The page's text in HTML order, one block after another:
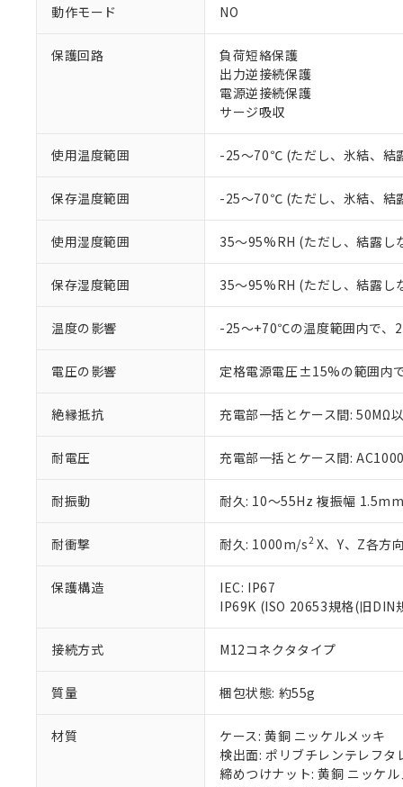
動作モード NO
保護回路
負荷短絡保護
出力逆接続保護
電源逆接続保護
サージ吸収
使用温度範囲 -25～70℃ (ただし、氷結、結
保存温度範囲 -25～70℃ (ただし、氷結、結
使用湿度範囲 35～95%RH (ただし、結露し
保存湿度範囲 35～95%RH (ただし、結露し
温度の影響 -25～+70℃の温度範囲内で
電圧の影響 定格電源電圧±15%の範囲内
絶縁抵抗 充電部一括とケース間: 50MΩ
耐電圧 充電部一括とケース間:
耐振動 耐久: 10～55Hz 複振幅
耐衝撃 耐久: 1000m/s2X、Y、Z各方
保護構造
IEC: IP67
IP69K (ISO 20653規格(旧DIN
接続方式 M12コネクタタイプ
質量 梱包状態: 約55g
材質
ケース: 黄銅 ニッケルメッキ
検出面: ポリブチレンテレフタ
締めつけナット: 黄銅 ニッケル
以下の条件をお読
当社制御機
在庫状況お
い。
正式な納期
オムロン制
在庫状況お
す。
マイパーツ
ている必要
さい。
※当社の共同
いる法人を
仕入先様の事情に
があります。
*EU RoHS指令（10物質
フタル酸ビス(2-エチル
ル（DBP） 1000ppm以
但し、RoHS指令で産業
フタル酸エステル類の
部品在庫の切り替
※3 非含有証明
下記の非含有証明
EU RoHS指令（
51物質の非含有証
※本証明書は発行
また、RoHS指令
混在することから
既に当社にて対
り割愛しております
※1 中国
「○」：最大均質
「×」：最大均質
Pb(鉛) :1000ppm、 Hg(
DEHP(フタル酸ビス(2-
※2 環境保護使
「ｅ」：有害物質
「10」：通常の使
味します。
「－」：未確認で
などの必要
当社は規制
ます。
当社は貴社
置等に一切
また当社は
たしません。
機器販
空
白
受注生